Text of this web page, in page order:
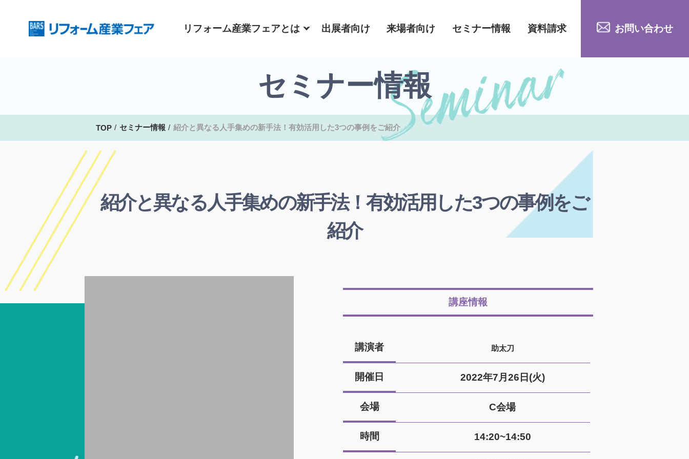
リフォーム産業フェアとは 出展者向け 来場者向け セミナー情報 資料請求 お問い合わせ
セミナー情報
TOP セミナー情報 紹介と異なる人手集めの新手法！有効活用した3つの事例をご紹介
紹介と異なる人手集めの新手法！有効活用した3つの事例をご
紹介
講座情報
講演者 助太刀
開催日 2022年7月26日(火)
会場 C会場
時間 14:20~14:50